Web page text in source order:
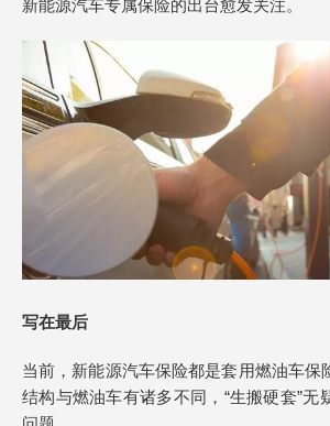
新能源汽车专属保险的出台愈发关注。
写在最后
当前，新能源汽车保险都是套用燃油车保
结构与燃油车有诸多不同，“生搬硬套”无